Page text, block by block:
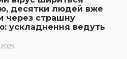
десятки людей вже
через страшну
ускладнення ведуть